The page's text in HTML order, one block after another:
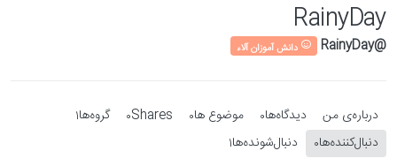
RainyDay
@RainyDay دانش آموزان آلاء
درباره‌‌ی من دیدگاه‌ها0 موضوع ها0
Shares
0 گروه‌ها1
دنبال‌کننده‌ها0 دنبال‌شونده‌ها1